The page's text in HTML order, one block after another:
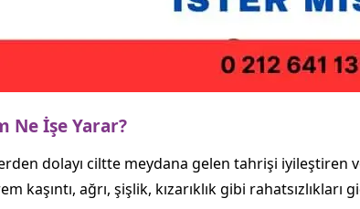
Ne İşe Yarar?
dolayı ciltte meydana gelen tahrişi
kaşıntı, ağrı, şişlik, kızarıklık gibi rahatsızlıkları